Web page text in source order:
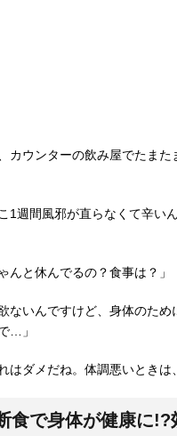
カウンターの飲み屋でたま
1週間風邪が直らなくて辛い
んと休んでるの？食事は？」
ないんですけど、身体のた
…」
はダメだね。体調悪いときは
食で身体が健康に!?